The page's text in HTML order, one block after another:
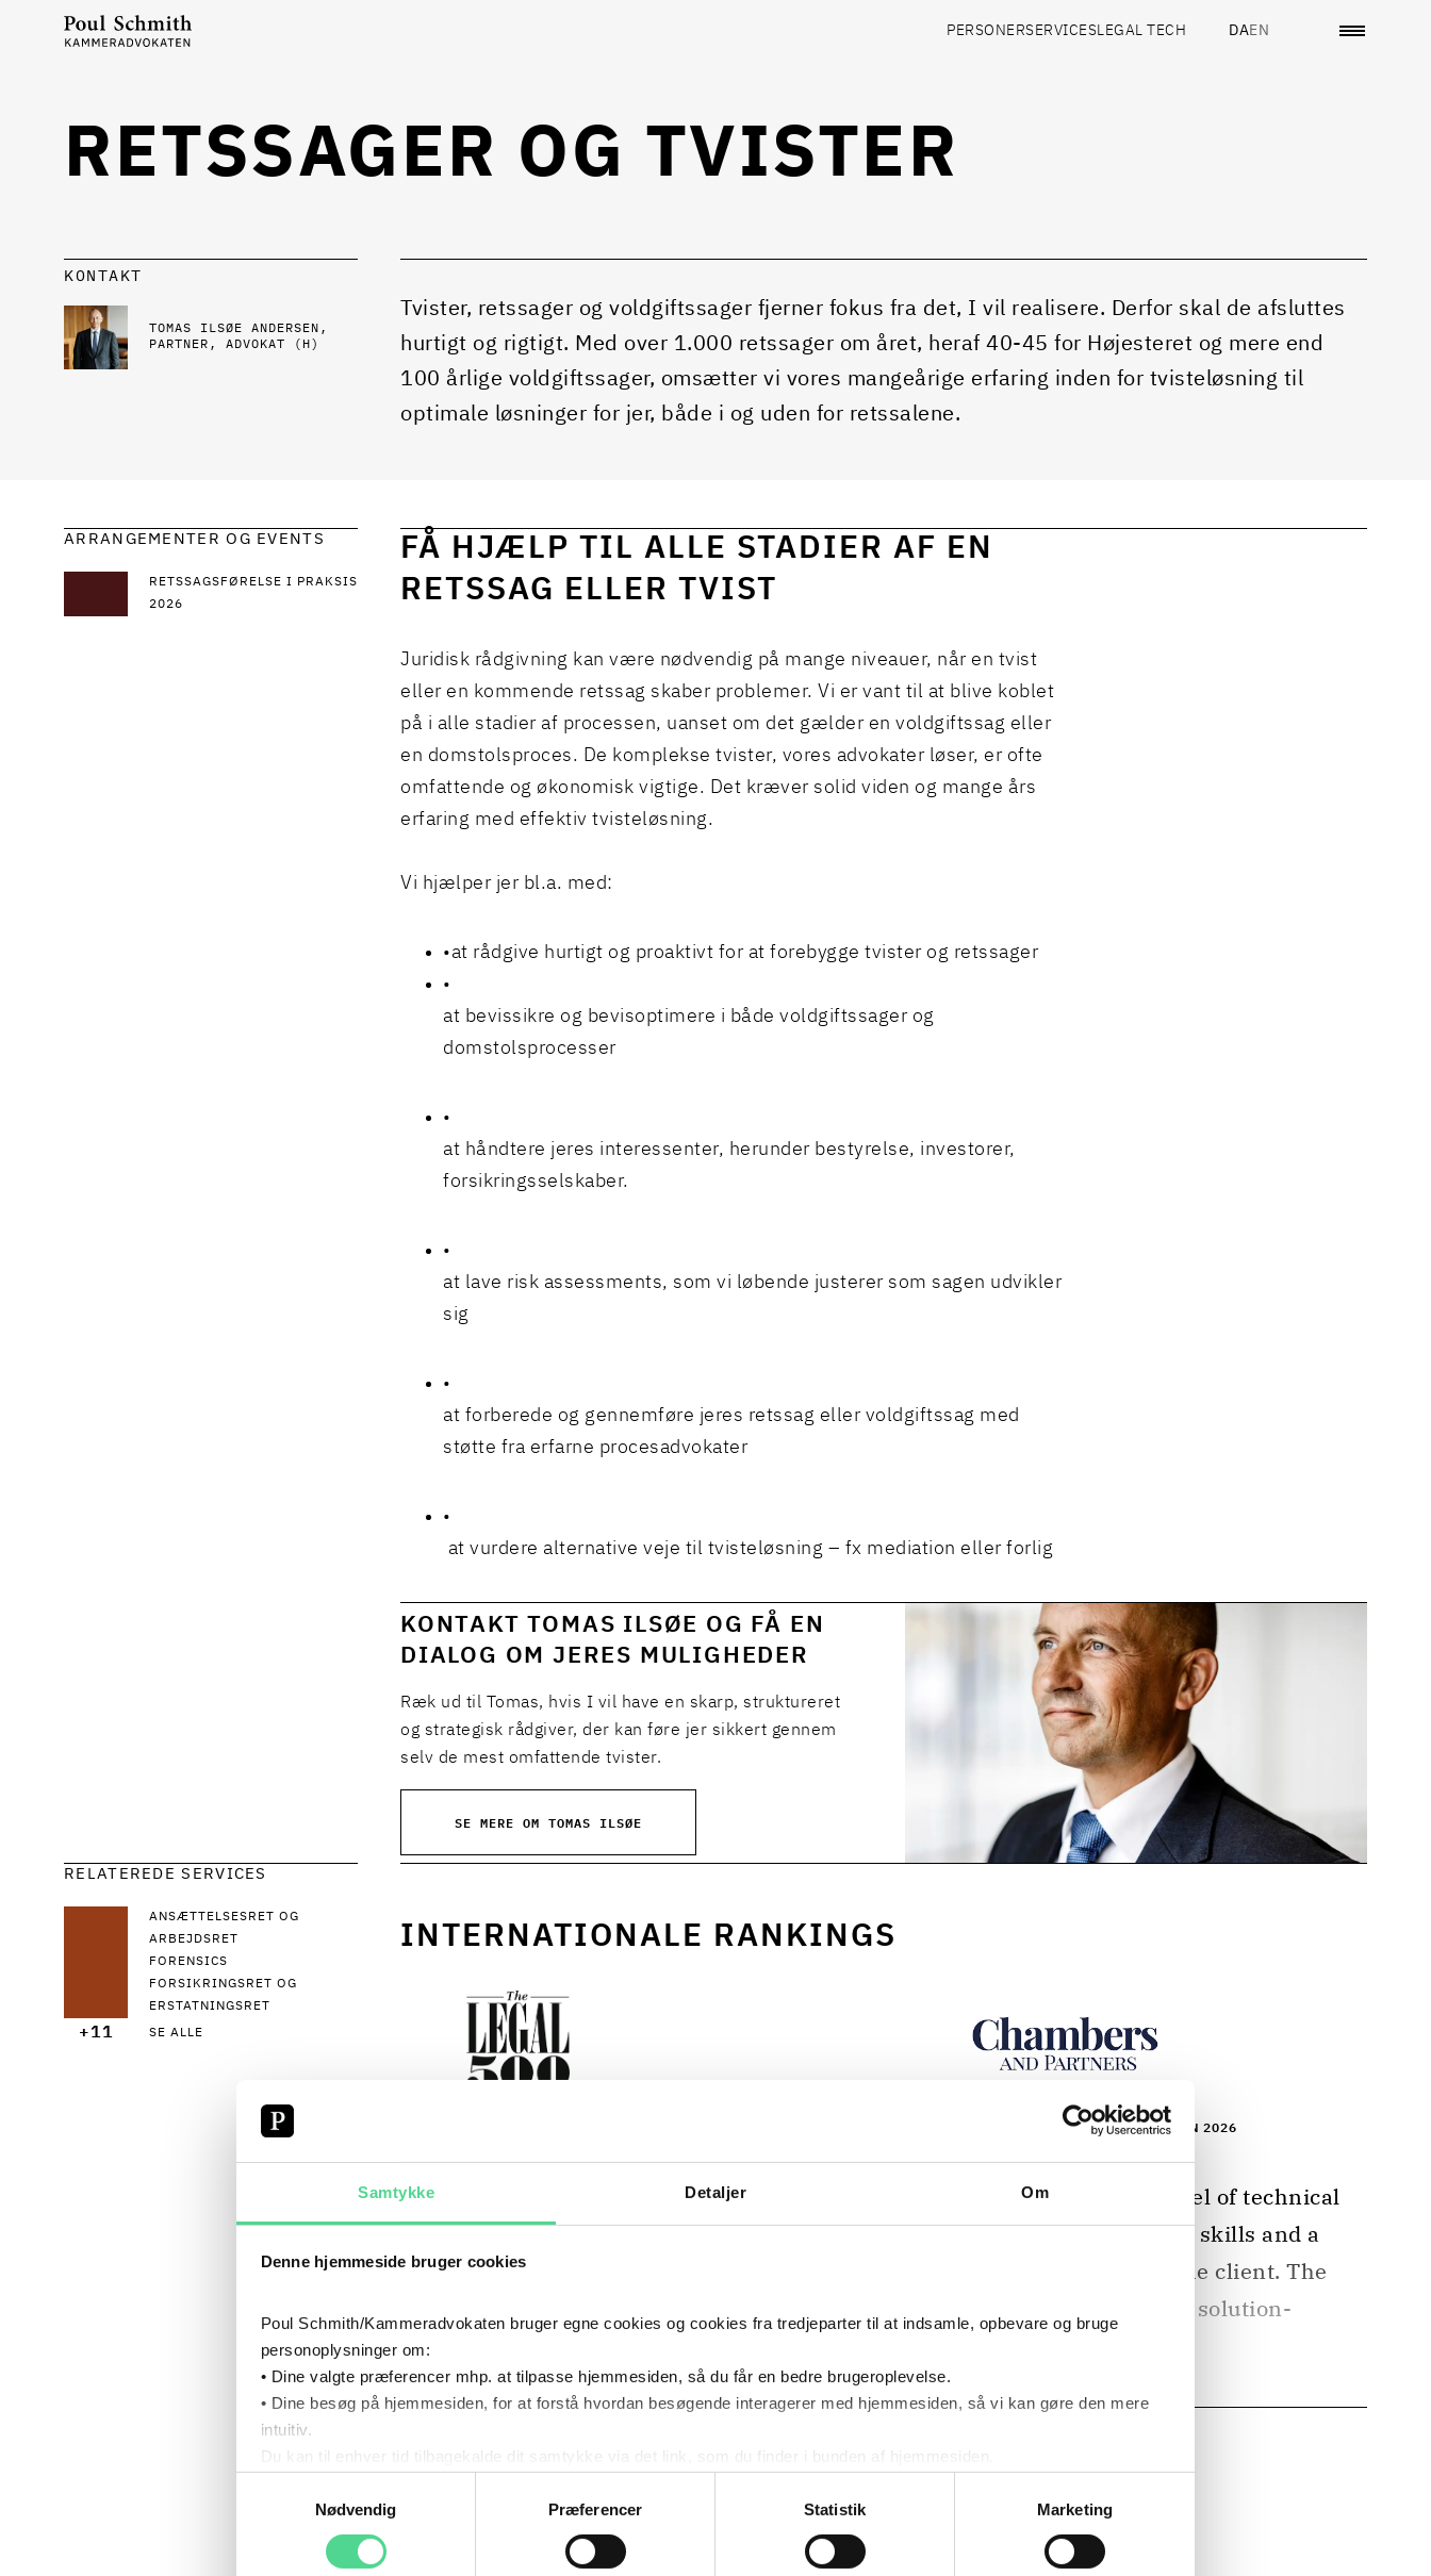
Samtykke Detaljer Om
Denne hjemmeside bruger cookies
Poul Schmith/Kammeradvokaten bruger egne cookies og cookies fra tredjeparter til at indsamle, opbevare og bruge
personoplysninger om:
• Dine valgte præferencer mhp. at tilpasse hjemmesiden, så du får en bedre brugeroplevelse.
• Dine besøg på hjemmesiden, for at forstå hvordan besøgende interagerer med hjemmesiden, så vi kan gøre den mere
intuitiv.
Du kan til enhver tid tilbagekalde dit samtykke via det link, som du finder i bunden af hjemmesiden.
Læs mere om vores behandling af personoplysninger her.
Nødvendig
Præferencer Statistik Marketing
PERSONERSERVICESLEGAL TECH DAEN
RETSSAGER OG TVISTER
KONTAKT
TOMAS ILSØE ANDERSEN
PARTNER, ADVOKAT (H)
Tvister, retssager og voldgiftssager fjerner fokus fra det, I vil realisere. Derfor skal de afsluttes
hurtigt og rigtigt. Med over 1.000 retssager om året, heraf 40-45 for Højesteret og mere end
100 årlige voldgiftssager, omsætter vi vores mangeårige erfaring inden for tvisteløsning til
optimale løsninger for jer, både i og uden for retssalene.
ARRANGEMENTER OG EVENTS
RETSSAGSFØRELSE I PRAKSIS
2026
FÅ HJÆLP TIL ALLE STADIER AF EN
RETSSAG ELLER TVIST
Juridisk rådgivning kan være nødvendig på mange niveauer, når en tvist
eller en kommende retssag skaber problemer. Vi er vant til at blive koblet
på i alle stadier af processen, uanset om det gælder en voldgiftssag eller
en domstolsproces. De komplekse tvister, vores advokater løser, er ofte
omfattende og økonomisk vigtige. Det kræver solid viden og mange års
erfaring med effektiv tvisteløsning.
Vi hjælper jer bl.a. med:
at rådgive hurtigt og proaktivt for at forebygge tvister og retssager
at bevissikre og bevisoptimere i både voldgiftssager og
domstolsprocesser
at håndtere jeres interessenter, herunder bestyrelse, investorer,
forsikringsselskaber.
at lave risk assessments, som vi løbende justerer som sagen udvikler
sig
at forberede og gennemføre jeres retssag eller voldgiftssag med
støtte fra erfarne procesadvokater
at vurdere alternative veje til tvisteløsning – fx mediation eller forlig
KONTAKT TOMAS ILSØE OG FÅ EN
DIALOG OM JERES MULIGHEDER
Ræk ud til Tomas, hvis I vil have en skarp, struktureret
og strategisk rådgiver, der kan føre jer sikkert gennem
selv de mest omfattende tvister.
SE MERE OM TOMAS ILSØE
RELATEREDE SERVICES
ANSÆTTELSESRET OG
ARBEJDSRET
FORENSICS
FORSIKRINGSRET OG
ERSTATNINGSRET
+11 SE ALLE
INTERNATIONALE RANKINGS
"Poul Schmith is a very large firm and has
a very large dispute practice. They are the
tier 1 firm for us and have been for quite a
our industry, and they are known as the
best dispute resolution firm."
CHAMBERS EUROPE DISPUTE RESOLUTION 2026
skills, good communication skills and a
trusted relationship with the client. The
lawyers are innovative and solution-